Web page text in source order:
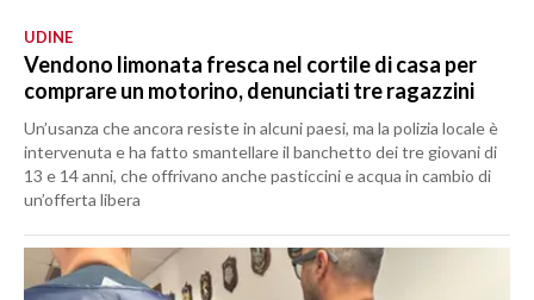
UDINE
Vendono limonata fresca nel cortile di casa per
comprare un motorino, denunciati tre ragazzini
Un’usanza che ancora resiste in alcuni paesi, ma la polizia locale è
intervenuta e ha fatto smantellare il banchetto dei tre giovani di
13 e 14 anni, che offrivano anche pasticcini e acqua in cambio di
un’offerta libera